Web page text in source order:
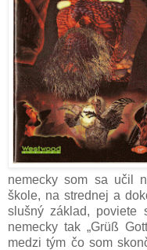
nemecky som sa učil
škole, na strednej a
slušný základ, poviete
nemecky tak „Grüß
medzi tým čo som